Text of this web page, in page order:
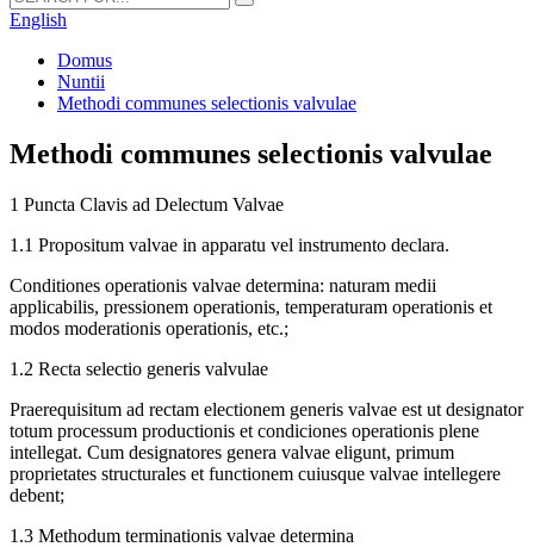
English
Domus
Nuntii
Methodi communes selectionis valvulae
Methodi communes selectionis valvulae
1 Puncta Clavis ad Delectum Valvae
1.1 Propositum valvae in apparatu vel instrumento declara.
Conditiones operationis valvae determina: naturam medii
applicabilis, pressionem operationis, temperaturam operationis et
modos moderationis operationis, etc.;
1.2 Recta selectio generis valvulae
Praerequisitum ad rectam electionem generis valvae est ut designator
totum processum productionis et condiciones operationis plene
intellegat. Cum designatores genera valvae eligunt, primum
proprietates structurales et functionem cuiusque valvae intellegere
debent;
1.3 Methodum terminationis valvae determina